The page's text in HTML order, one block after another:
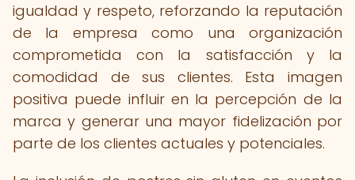
igualdad y respeto, reforzando la reputación
de la empresa como una organización
comprometida con la satisfacción y la
comodidad de sus clientes. Esta imagen
positiva puede influir en la percepción de la
marca y generar una mayor fidelización por
parte de los clientes actuales y potenciales.